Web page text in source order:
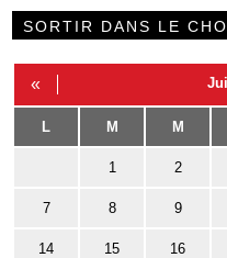
SORTIR DANS LE
«
L M M
1 2
7 8 9
14 15 16